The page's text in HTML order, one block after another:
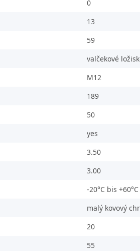
0
13
59
valčekové
M12
189
50
yes
3.50
3.00
-20°C bis +60°C
malý kovový
20
55